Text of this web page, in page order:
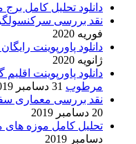
دانلود تحلیل کامل برج
نقد بررسی
فوریه 2020
دانلود پاورپوینت
ژانویه 2020
دانلود پاورپوینت
مرطوب 31 دسامبر 2019
نقد بررسی معماری
20 دسامبر 2019
تحلیل کامل موزه های
دسامبر 2019